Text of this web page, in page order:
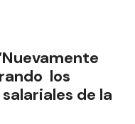
los
de la